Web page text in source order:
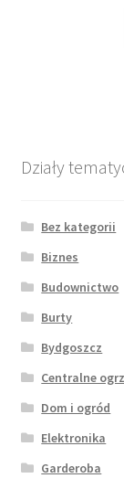
Działy
Bez kategorii
Biznes
Budownictwo
Burty
Bydgoszcz
Centralne
Dom i ogród
Elektronika
Garderoba